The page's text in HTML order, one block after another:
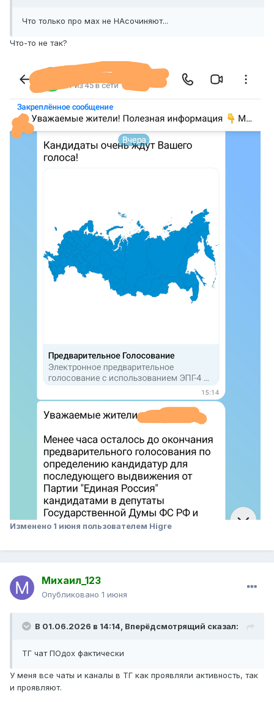
Что только про мах не НАсочиняют...
Что-то не так?
Изменено 1 июня пользователем Higre
Михаил_123
Опубликовано 1 июня
В 01.06.2026 в 14:14, Вперёдсмотрящий сказал:
ТГ чат ПОдох фактически
У меня все чаты и каналы в ТГ как проявляли активность, так
и проявляют.